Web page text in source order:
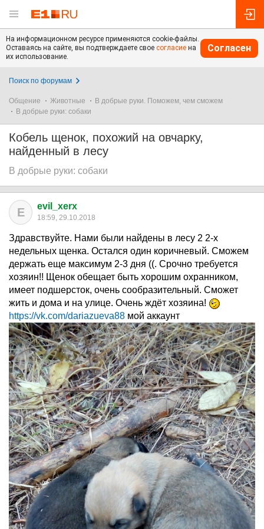
На информационном ресурсе применяются cookie-файлы.
Оставаясь на сайте, вы подтверждаете свое согласие на
их использование.
Согласен
Поиск по форумам
Общение Животные
В добрые руки. Поможем, чем сможем
В добрые руки: собаки
Кобель щенок, похожий на овчарку,
найденный в лесу
В добрые руки: собаки
E evil_xerx
18:59, 29.10.2018
Здравствуйте. Нами были найдены в лесу 2 2-х
недельных щенка. Остался один коричневый. Сможем
держать еще максимум 2-3 дня ((. Срочно требуется
хозяин!! Щенок обещает быть хорошим охранником,
имеет подшерсток, очень сообразительный. Сможет
жить и дома и на улице. Очень ждёт хозяина!
https://vk.com/dariazueva88 мой аккаунт